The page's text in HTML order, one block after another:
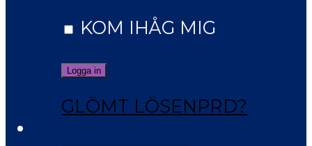
KOM IHÅG MIG
GLÖMT LÖSENPRD?